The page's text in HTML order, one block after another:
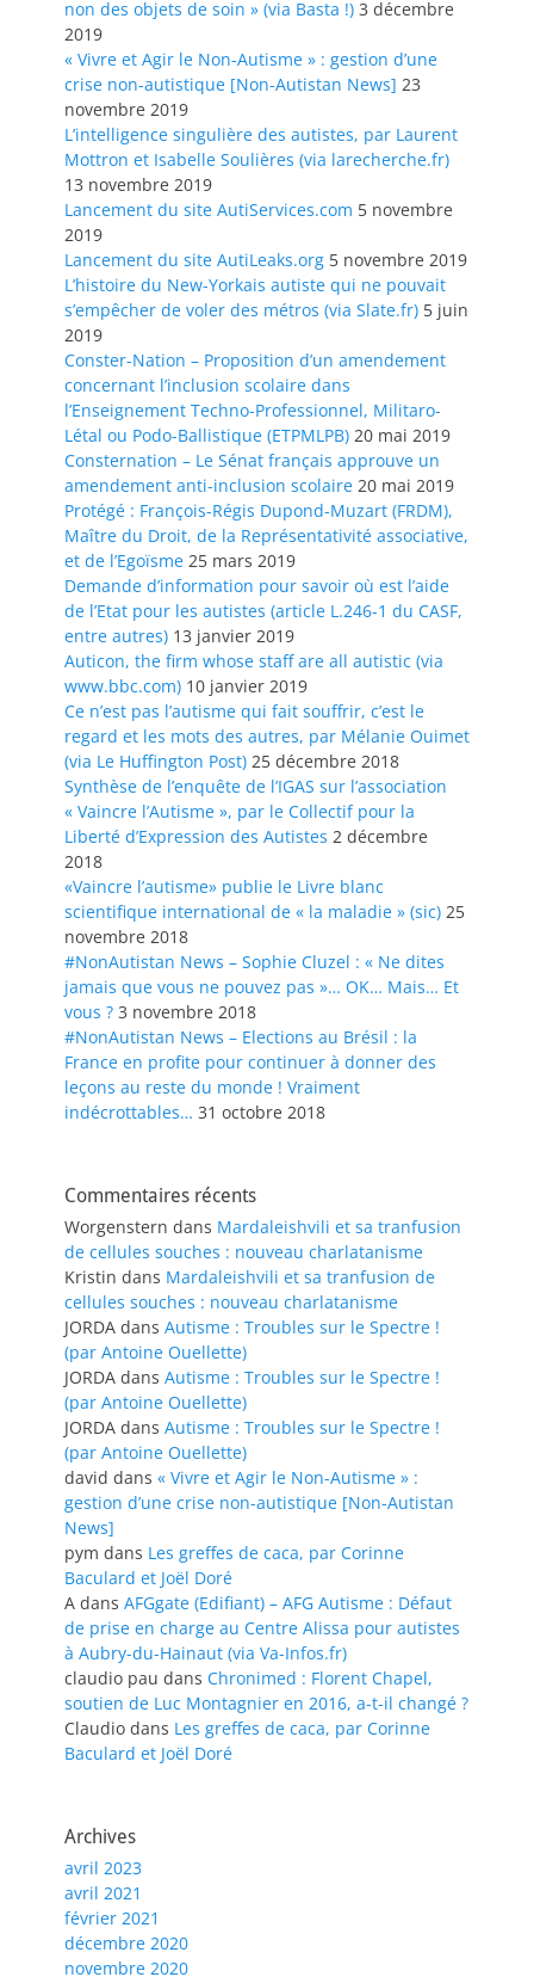
non des objets de soin » (via Basta !) 3 décembre
2019
« Vivre et Agir le Non-Autisme » : gestion d’une
crise non-autistique [Non-Autistan News] 23
novembre 2019
L’intelligence singulière des autistes, par Laurent
Mottron et Isabelle Soulières (via larecherche.fr)
13 novembre 2019
Lancement du site AutiServices.com 5 novembre
2019
Lancement du site AutiLeaks.org 5 novembre 2019
L’histoire du New-Yorkais autiste qui ne pouvait
s’empêcher de voler des métros (via Slate.fr) 5 juin
2019
Conster-Nation – Proposition d’un amendement
concernant l’inclusion scolaire dans
l’Enseignement Techno-Professionnel, Militaro-
Létal ou Podo-Ballistique (ETPMLPB) 20 mai 2019
Consternation – Le Sénat français approuve un
amendement anti-inclusion scolaire 20 mai 2019
Protégé : François-Régis Dupond-Muzart (FRDM),
Maître du Droit, de la Représentativité associative,
et de l’Egoïsme 25 mars 2019
Demande d’information pour savoir où est l’aide
de l’Etat pour les autistes (article L.246-1 du CASF,
entre autres) 13 janvier 2019
Auticon, the firm whose staff are all autistic (via
www.bbc.com) 10 janvier 2019
Ce n’est pas l’autisme qui fait souffrir, c’est le
regard et les mots des autres, par Mélanie Ouimet
(via Le Huffington Post) 25 décembre 2018
Synthèse de l’enquête de l’IGAS sur l’association
« Vaincre l’Autisme », par le Collectif pour la
Liberté d’Expression des Autistes 2 décembre
2018
«Vaincre l’autisme» publie le Livre blanc
scientifique international de « la maladie » (sic) 25
novembre 2018
#NonAutistan News – Sophie Cluzel : « Ne dites
jamais que vous ne pouvez pas »… OK… Mais… Et
vous ? 3 novembre 2018
#NonAutistan News – Elections au Brésil : la
France en profite pour continuer à donner des
leçons au reste du monde ! Vraiment
indécrottables… 31 octobre 2018
Commentaires récents
Worgenstern dans Mardaleishvili et sa tranfusion
de cellules souches : nouveau charlatanisme
Kristin dans Mardaleishvili et sa tranfusion de
cellules souches : nouveau charlatanisme
JORDA dans Autisme : Troubles sur le Spectre !
(par Antoine Ouellette)
JORDA dans Autisme : Troubles sur le Spectre !
(par Antoine Ouellette)
JORDA dans Autisme : Troubles sur le Spectre !
(par Antoine Ouellette)
david dans « Vivre et Agir le Non-Autisme » :
gestion d’une crise non-autistique [Non-Autistan
News]
pym dans Les greffes de caca, par Corinne
Baculard et Joël Doré
A dans AFGgate (Edifiant) – AFG Autisme : Défaut
de prise en charge au Centre Alissa pour autistes
à Aubry-du-Hainaut (via Va-Infos.fr)
claudio pau dans Chronimed : Florent Chapel,
soutien de Luc Montagnier en 2016, a-t-il changé ?
Claudio dans Les greffes de caca, par Corinne
Baculard et Joël Doré
Archives
avril 2023
avril 2021
février 2021
décembre 2020
novembre 2020